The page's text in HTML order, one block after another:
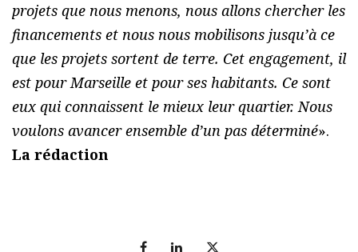
projets que nous menons, nous allons chercher les
financements et nous nous mobilisons jusqu’à ce
que les projets sortent de terre. Cet engagement, il
est pour Marseille et pour ses habitants. Ce sont
eux qui connaissent le mieux leur quartier. Nous
voulons avancer ensemble d’un pas déterminé».
La rédaction